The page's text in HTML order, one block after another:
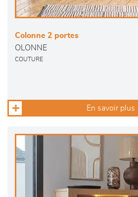
Colonne 2 portes
OLONNE
COUTURE
En savoir plus